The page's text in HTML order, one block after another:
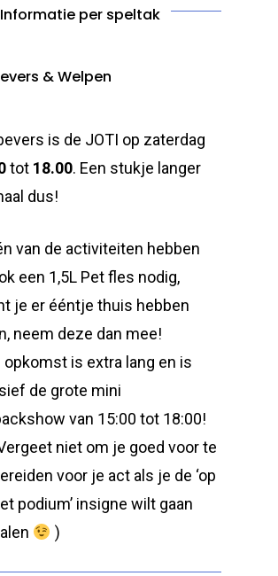
Informatie per speltak
& Welpen
is de JOTI op zaterdag
tot 18.00. Een stukje langer
dus!
van de activiteiten hebben
een 1,5L Pet fles nodig,
je er ééntje thuis hebben
neem deze dan mee!
opkomst is extra lang en is
de grote mini
van 15:00 tot 18:00!
niet om je goed voor te
voor je act als je de ‘op
podium’ insigne wilt gaan
)